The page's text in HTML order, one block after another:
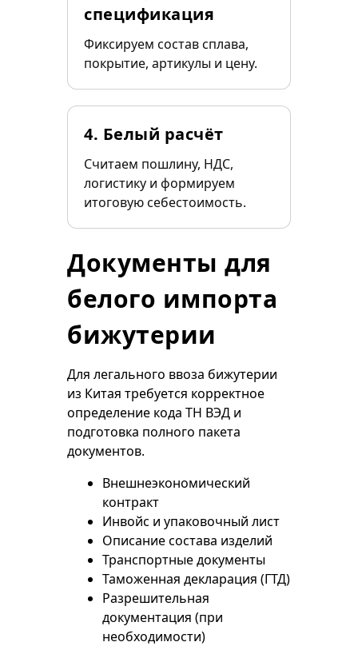
спецификация
Фиксируем состав сплава,
покрытие, артикулы и цену.
4. Белый расчёт
Считаем пошлину, НДС,
логистику и формируем
итоговую себестоимость.
Документы для
белого импорта
бижутерии
Для легального ввоза бижутерии
из Китая требуется корректное
определение кода ТН ВЭД и
подготовка полного пакета
документов.
Внешнеэкономический
контракт
Инвойс и упаковочный лист
Описание состава изделий
Транспортные документы
Таможенная декларация (ГТД)
Разрешительная
документация (при
необходимости)